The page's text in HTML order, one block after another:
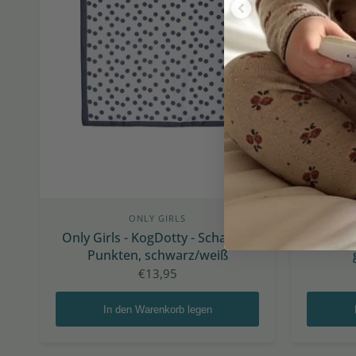
ONLY GIRLS
Only Girls - KogDotty - Schal mit
Punkten, schwarz/weiß
€13,95
In den Warenkorb legen
Only